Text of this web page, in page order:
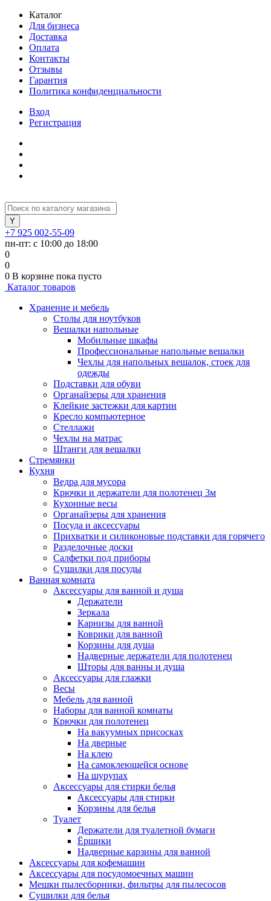
Каталог
Для бизнеса
Доставка
Оплата
Контакты
Отзывы
Гарантия
Политика конфиденциальности
Вход
Регистрация
+7 925 002-55-09
пн-пт: с 10:00 до 18:00
0
0
0 В корзине пока пусто
Каталог товаров
Хранение и мебель
Столы для ноутбуков
Вешалки напольные
Мобильные шкафы
Профессиональные напольные вешалки
Чехлы для напольных вешалок, стоек для
одежды
Подставки для обуви
Органайзеры для хранения
Клейкие застежки для картин
Кресло компьютерное
Стеллажи
Чехлы на матрас
Штанги для вешалки
Стремянки
Кухня
Ведра для мусора
Крючки и держатели для полотенец 3м
Кухонные весы
Органайзеры для хранения
Посуда и аксессуары
Прихватки и силиконовые подставки для горячего
Разделочные доски
Салфетки под приборы
Сушилки для посуды
Ванная комната
Аксессуары для ванной и душа
Держатели
Зеркала
Карнизы для ванной
Коврики для ванной
Корзины для душа
Надверные держатели для полотенец
Шторы для ванны и душа
Аксессуары для глажки
Весы
Мебель для ванной
Наборы для ванной комнаты
Крючки для полотенец
На вакуумных присосках
На дверные
На клею
На самоклеющейся основе
На шурупах
Аксессуары для стирки белья
Аксессуары для стирки
Корзины для белья
Туалет
Держатели для туалетной бумаги
Ёршики
Надверные карзины для ванной
Аксессуары для кофемашин
Аксессуары для посудомоечных машин
Мешки пылесборники, фильтры для пылесосов
Сушилки для белья